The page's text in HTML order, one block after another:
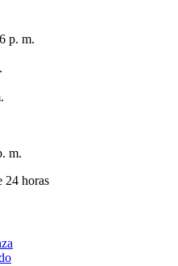
p. m.
m.
24 horas